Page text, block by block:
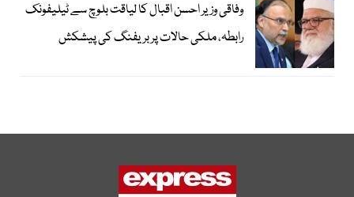
وفاقی وزیر احسن اقبال کا لیاقت بلوچ سے ٹیلیفونک
رابطہ، ملکی حالات پر بریفنگ کی پیشکش